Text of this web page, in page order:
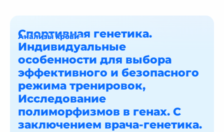
Спортивная генетика.
Индивидуальные
особенности для выбора
эффективного и безопасного
режима тренировок,
Исследование
полиморфизмов в генах. С
заключением врача-генетика.
Анализы крови